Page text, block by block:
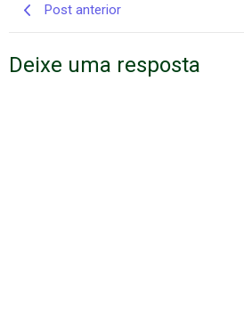
Post anterior
Deixe uma resposta